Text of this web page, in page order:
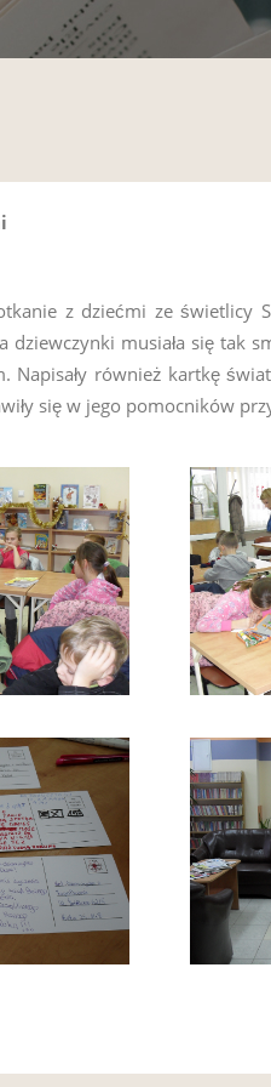
z dziećmi ze świetlicy
dziewczynki musiała się tak
Napisały również kartkę
się w jego pomocników